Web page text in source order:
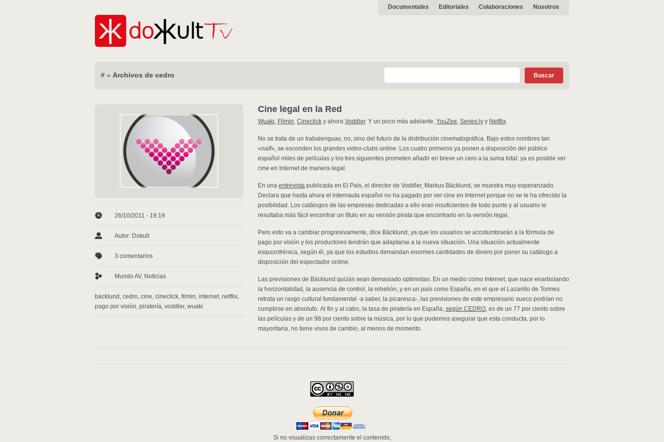
Documentales Editoriales Colaboraciones Nosotros
# » Archivos de cedro
26/10/2011 - 19:19
Autor: Dokult
3 comentarios
Mundo AV, Noticias
bäcklund , cedro, cine, cineclick, filmin, internet, netflix,
pago por visión, piratería, voddler, wuaki
Cine legal en la Red
Wuaki, Filmin, Cineclick y ahora Voddler. Y un poco más adelante, YouZee, Series.ly y Netflix.
No se trata de un trabalenguas, no, sino del futuro de la distribución cinematográfica. Bajo estos nombres tan
«naïf», se esconden los grandes video-clubs online. Los cuatro primeros ya ponen a disposición del público
español miles de películas y los tres siguientes prometen añadir en breve un cero a la suma total: ya es posible ver
cine en Internet de manera legal.
En una entrevista publicada en El País, el director de Voddler, Markus Bäcklund, se muestra muy esperanzado.
Declara que hasta ahora el internauta español no ha pagado por ver cine en Internet porque no se le ha ofrecido la
posibilidad. Los catálogos de las empresas dedicadas a ello eran insuficientes de todo punto y al usuario le
resultaba más fácil encontrar un título en su versión pirata que encontrarlo en la versión legal.
Pero esto va a cambiar progresivamente, dice Bäcklund, ya que los usuarios se acostumbrarán a la fórmula de
pago por visión y los productores tendrán que adaptarse a la nueva situación. Una situación actualmente
esquizofrénica, según él, ya que los estudios demandan enormes cantidades de dinero por poner su catálogo a
disposición del espectador online.
Las previsiones de Bäcklund quizás sean demasiado optimistas. En un medio como Internet, que nace enarbolando
la horizontalidad, la ausencia de control, la rebelión, y en un país como España, en el que el Lazarillo de Tormes
retrata un rasgo cultural fundamental -a saber, la picaresca-, las previsiones de este empresario sueco podrían no
cumplirse en absoluto. Al fin y al cabo, la tasa de piratería en España, según CEDRO, es de un 77 por ciento sobre
las películas y de un 98 por ciento sobre la música, por lo que podemos asegurar que esta conducta, por lo
mayoritaria, no tiene visos de cambio, al menos de momento.
Si no visualizas correctamente el contenido,